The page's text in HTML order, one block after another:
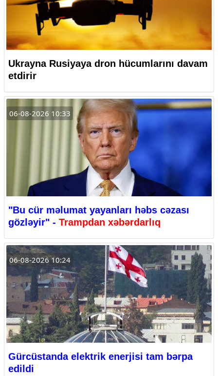
Ukrayna Rusiyaya dron hücumlarını davam
etdirir
06-08-2026 10:33
"Bu cür məlumat yayanları həbs cəzası
gözləyir" - Trampdan xəbərdarlıq
06-08-2026 10:24
Gürcüstanda elektrik enerjisi tam bərpa
edildi